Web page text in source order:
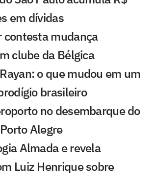
em dívidas
contesta mudança
clube da Bélgica
o que mudou em um
brasileiro
no desembarque do
Alegre
Almada e revela
Luiz Henrique sobre